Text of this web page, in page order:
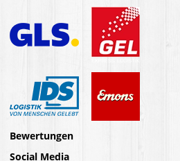
Bewertungen
Social Media